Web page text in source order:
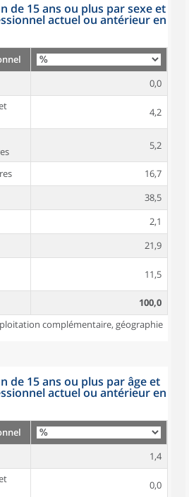
de 15 ans ou plus par sexe et
actuel ou antérieur en
0,0
4,2
5,2
16,7
38,5
2,1
21,9
11,5
100,0
complémentaire, géographie
de 15 ans ou plus par âge et
actuel ou antérieur en
1,4
0,0